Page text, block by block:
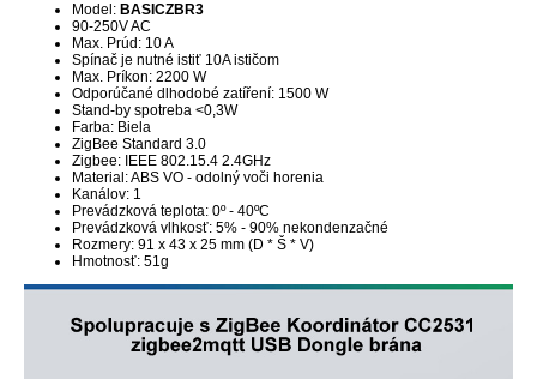
Model: BASICZBR3
90-250V AC
Max. Prúd: 10 A
Spínač je nutné istiť 10A ističom
Max. Príkon: 2200 W
Odporúčané dlhodobé zatíření: 1500 W
Stand-by spotreba <0,3W
Farba: Biela
ZigBee Standard 3.0
Zigbee: IEEE 802.15.4 2.4GHz
Material: ABS VO - odolný voči horenia
Kanálov: 1
Prevádzková teplota: 0º - 40ºC
Prevádzková vlhkosť: 5% - 90% nekondenzačné
Rozmery: 91 x 43 x 25 mm (D * Š * V)
Hmotnosť: 51g